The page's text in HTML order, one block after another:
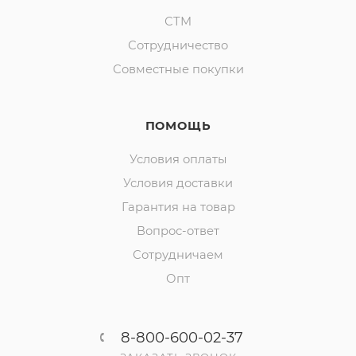
СТМ
Сотрудничество
Совместные покупки
ПОМОЩЬ
Условия оплаты
Условия доставки
Гарантия на товар
Вопрос-ответ
Сотрудничаем
Опт
8-800-600-02-37